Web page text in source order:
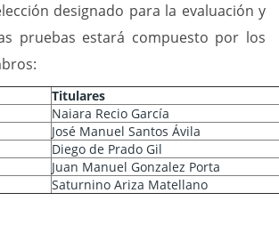
designado para la evaluación y
pruebas estará compuesto por los
Titulares
Naiara Recio García
José Manuel Santos Ávila
Diego de Prado Gil
Juan Manuel Gonzalez Porta
Saturnino Ariza Matellano